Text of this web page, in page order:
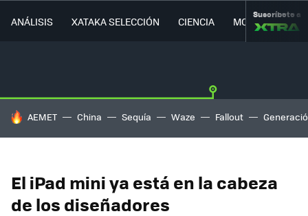
ANÁLISIS XATAKA SELECCIÓN CIENCIA MOVILIDAD
Suscríbete a
HOY SE HABLA DE
AEMET China Sequía Waze Fallout
El iPad mini ya está en la cabeza
de los diseñadores